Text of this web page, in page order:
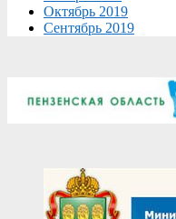
Октябрь 2019
Сентябрь 2019